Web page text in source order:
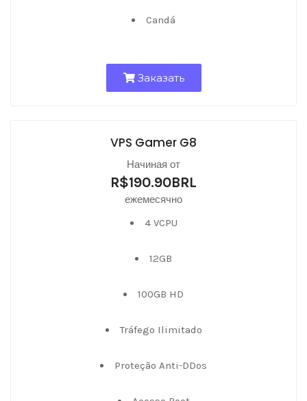
Candá
Заказать
VPS Gamer G8
Начиная от
R$190.90BRL
ежемесячно
4 VCPU
12GB
100GB HD
Tráfego Ilimitado
Proteção Anti-DDos